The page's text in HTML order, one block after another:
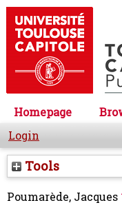
Homepage
Login
Tools
Poumarède, Jacques